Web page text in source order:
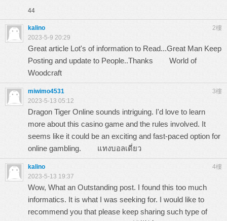
44
2樓
kalino
2023-5-9 20:29
Great article Lot's of information to Read...Great Man Keep
Posting and update to People..Thanks World of
Woodcraft
3樓
miwimo4531
2023-5-13 05:12
Dragon Tiger Online sounds intriguing. I'd love to learn
more about this casino game and the rules involved. It
seems like it could be an exciting and fast-paced option for
online gambling. แทงบอลเดี่ยว
4樓
kalino
2023-5-13 19:37
Wow, What an Outstanding post. I found this too much
informatics. It is what I was seeking for. I would like to
recommend you that please keep sharing such type of